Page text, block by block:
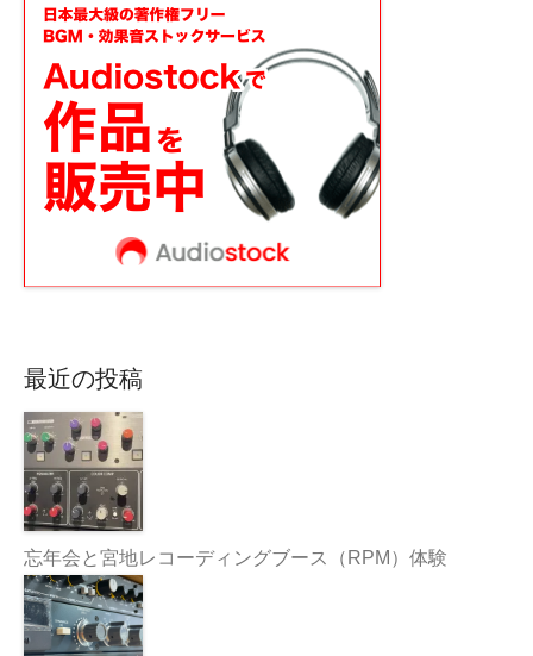
最近の投稿
忘年会と宮地レコーディングブース（RPM）体験